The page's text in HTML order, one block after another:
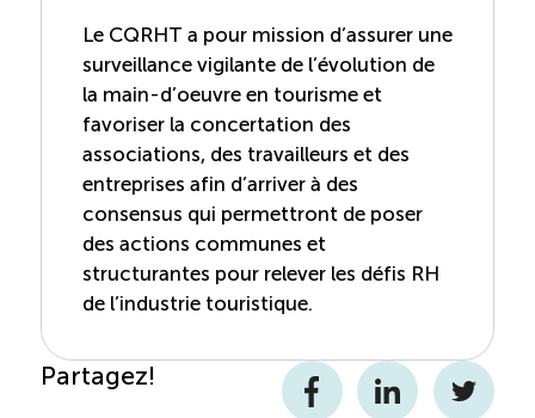
Le CQRHT a pour mission d’assurer une
surveillance vigilante de l’évolution de
la main-d’oeuvre en tourisme et
favoriser la concertation des
associations, des travailleurs et des
entreprises afin d’arriver à des
consensus qui permettront de poser
des actions communes et
structurantes pour relever les défis RH
de l’industrie touristique.
Partagez!
FacebookLinkedInTwitter